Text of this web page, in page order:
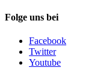
Folge uns bei
Facebook
Twitter
Youtube